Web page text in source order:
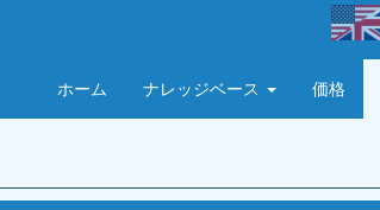
ホーム ナレッジベース 価格